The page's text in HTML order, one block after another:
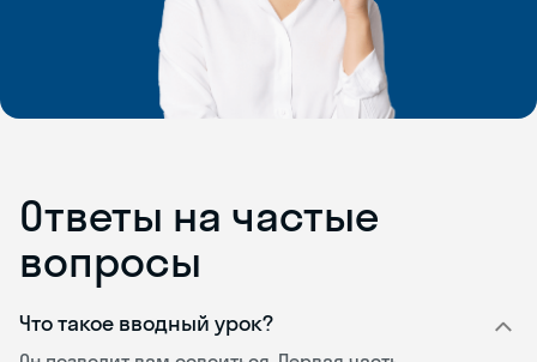
Ответы на частые
вопросы
Что такое вводный урок?